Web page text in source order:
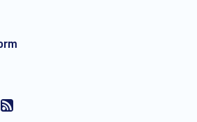
products and services including
at any time with effect for the future.